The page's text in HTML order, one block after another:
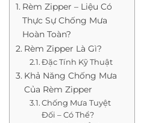
Rèm Zipper – Liệu Có
Thực Sự Chống Mưa
Hoàn Toàn?
Rèm Zipper Là Gì?
Đặc Tính Kỹ Thuật
Khả Năng Chống Mưa
Của Rèm Zipper
Chống Mưa Tuyệt
Đối – Có Thể?